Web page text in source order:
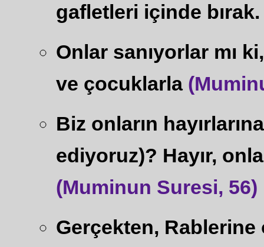
gafletleri içinde bırak.
Onlar sanıyorlar mı
ve çocuklarla
Biz onların
ediyoruz)? Hayır,
(Muminun Suresi, 56)
Gerçekten,